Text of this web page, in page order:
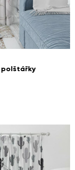
polštářky